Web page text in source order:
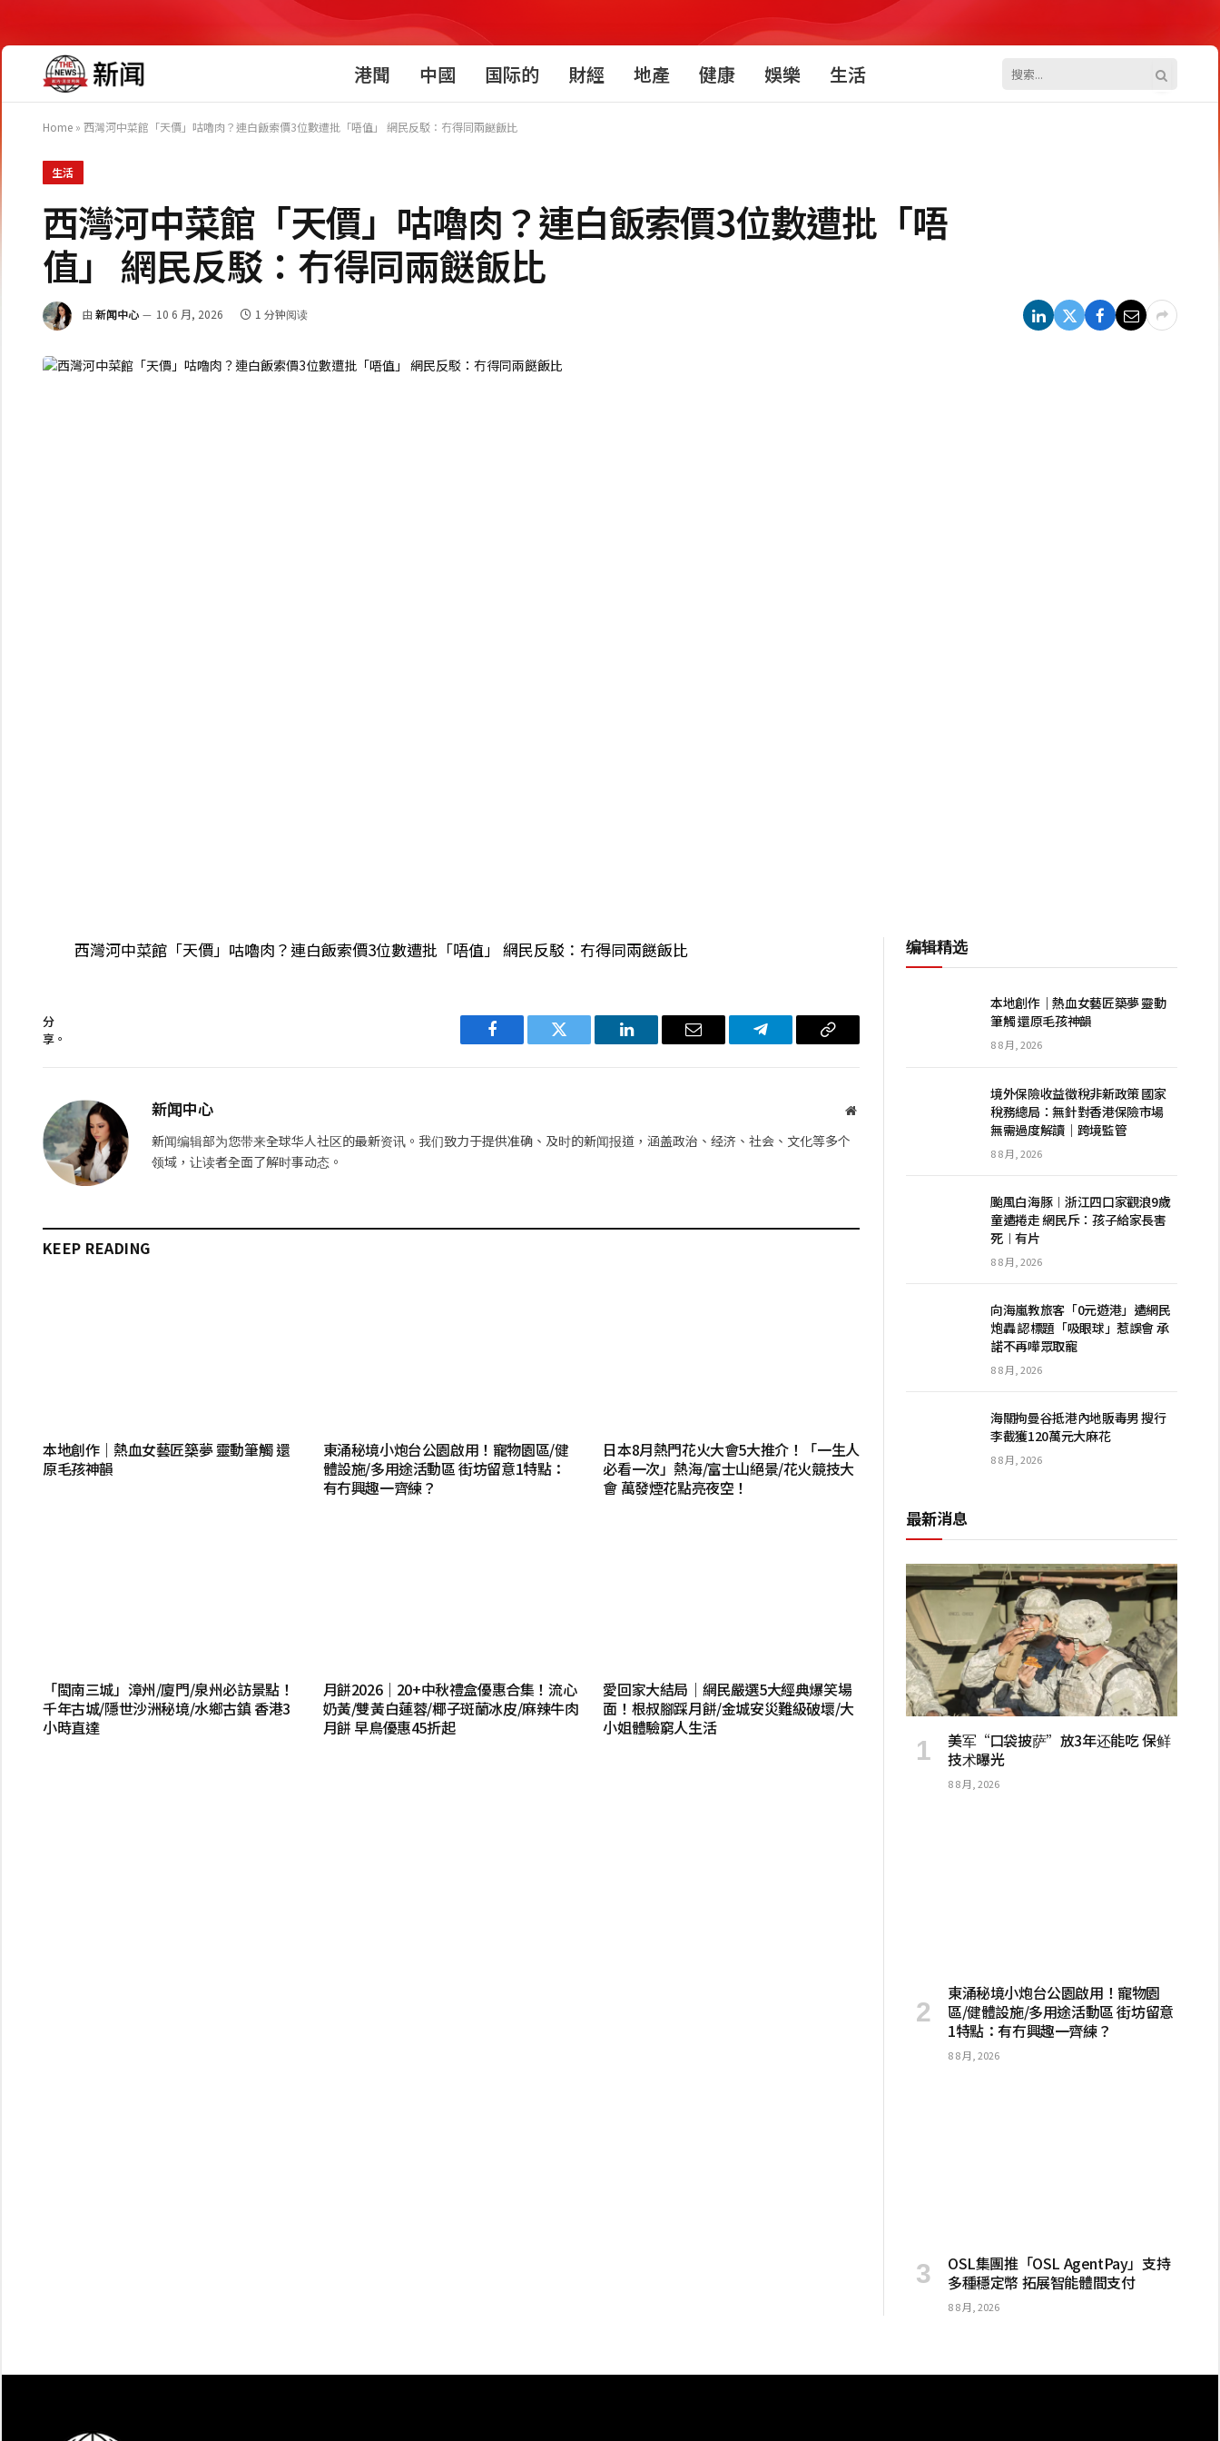
港聞 中國 国际的 財經 地產 健康 娛樂 生活
Home » 西灣河中菜館「天價」咕嚕肉？連白飯索價3位數遭批「唔值」 網民反駁：冇得同兩餸飯比
生活
西灣河中菜館「天價」咕嚕肉？連白飯索價3位數遭批「唔
值」 網民反駁：冇得同兩餸飯比
由 新闻中心 10 6 月, 2026 1 分钟阅读
西灣河中菜館「天價」咕嚕肉？連白飯索價3位數遭批「唔值」 網民反駁：冇得同兩餸飯比
分
享。
Facebook Twitter LinkedIn 电
Telegram 复
新闻中心
网
新闻编辑部为您带来全球华人社区的最新资讯。我们致力于提供准确、及时的新闻报道，涵盖政治、经济、社会、文化等多个
领域，让读者全面了解时事动态。
KEEP READING
本地創作｜熱血女藝匠築夢 靈動筆觸 還
原毛孩神韻
東涌秘境小炮台公園啟用！寵物園區/健
體設施/多用途活動區 街坊留意1特點：
有冇興趣一齊練？
日本8月熱門花火大會5大推介！「一生人
必看一次」熱海/富士山絕景/花火競技大
會 萬發煙花點亮夜空！
「閩南三城」漳州/廈門/泉州必訪景點！
千年古城/隱世沙洲秘境/水鄉古鎮 香港3
小時直達
月餅2026｜20+中秋禮盒優惠合集！流心
奶黃/雙黃白蓮蓉/椰子斑蘭冰皮/麻辣牛肉
月餅 早鳥優惠45折起
愛回家大結局｜網民嚴選5大經典爆笑場
面！根叔腳踩月餅/金城安災難級破壞/大
小姐體驗窮人生活
编辑精选
本地創作｜熱血女藝匠築夢 靈動
筆觸 還原毛孩神韻
8 8 月, 2026
境外保險收益徵稅非新政策 國家
稅務總局：無針對香港保險市場
無需過度解讀｜跨境監管
8 8 月, 2026
颱風白海豚︱浙江四口家觀浪9歲
童遭捲走 網民斥：孩子給家長害
死︱有片
8 8 月, 2026
向海嵐教旅客「0元遊港」遭網民
炮轟 認標題「吸眼球」惹誤會 承
諾不再嘩眾取寵
8 8 月, 2026
海關拘曼谷抵港內地販毒男 搜行
李截獲120萬元大麻花
8 8 月, 2026
最新消息
美军“口袋披萨”放3年还能吃 保鲜
技术曝光
8 8 月, 2026
東涌秘境小炮台公園啟用！寵物園
區/健體設施/多用途活動區 街坊留意
1特點：有冇興趣一齊練？
8 8 月, 2026
OSL集團推「OSL AgentPay」支持
多種穩定幣 拓展智能體間支付
8 8 月, 2026